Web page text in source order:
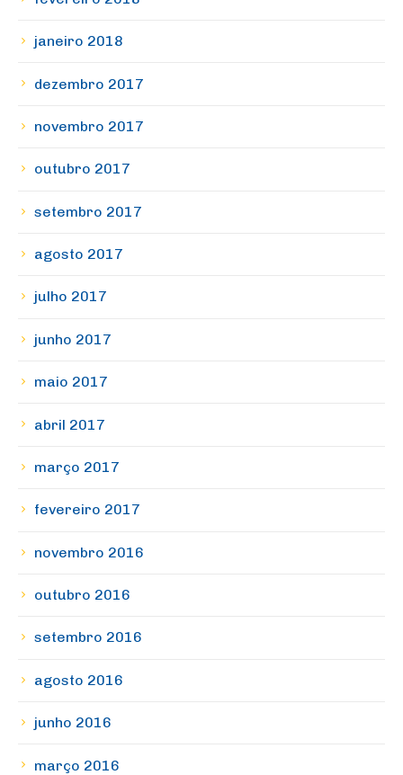
janeiro 2018
dezembro 2017
novembro 2017
outubro 2017
setembro 2017
agosto 2017
julho 2017
junho 2017
maio 2017
abril 2017
março 2017
fevereiro 2017
novembro 2016
outubro 2016
setembro 2016
agosto 2016
junho 2016
março 2016